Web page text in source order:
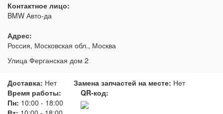
Контактное лицо:
BMW Авто-да
Адрес:
Россия, Московская обл., Москва
Улица Ферганская дом 2
Доставка: Нет Замена запчастей на месте: Нет
Время работы:
Пн: 10:00 - 18:00
QR-код: